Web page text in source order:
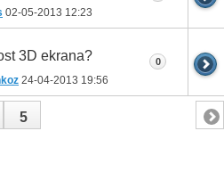
02-05-2013 12:23
3D ekrana?
24-04-2013 19:56
0
5